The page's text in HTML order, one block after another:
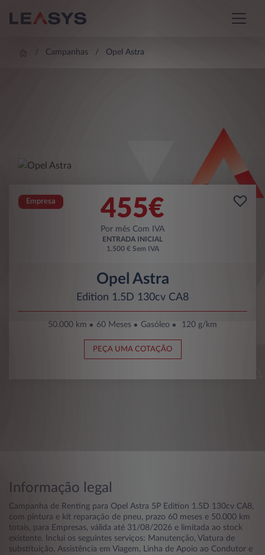
Campanhas Opel Astra
Empresa 455€
Por mês Com IVA
ENTRADA INICIAL
1.500 € Sem IVA
Opel Astra
Edition 1.5D 130cv CA8
50.000 km 60 Meses Gasóleo 120 g/km
PEÇA UMA COTAÇÃO
Informação legal
Campanha de Renting para Opel Astra 5P Edition 1.5D 130cv CA8,
com pintura e kit reparação de pneu, prazo 60 meses e 50.000 km
totais, para Empresas, válida até 31/08/2026 e limitada ao stock
existente. Inclui os seguintes serviços: Manutenção, Viatura de
substituição, Assistência em Viagem, Linha de Apoio ao Condutor e